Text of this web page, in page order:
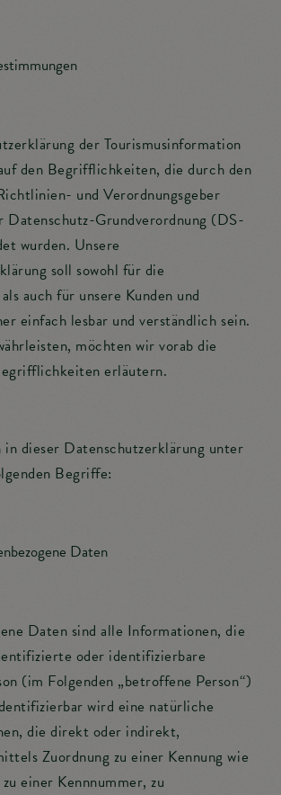
der Tourismusinformation
den Begrifflichkeiten, die durch den
und Verordnungsgeber
Datenschutz-Grundverordnung (DS-
wurden. Unsere
soll sowohl für die
auch für unsere Kunden und
einfach lesbar und verständlich sein.
möchten wir vorab die
erläutern.
in dieser Datenschutzerklärung unter
Begriffe:
Daten
Daten sind alle Informationen, die
oder identifizierbare
(im Folgenden „betroffene Person“)
wird eine natürliche
die direkt oder indirekt,
Zuordnung zu einer Kennung wie
einer Kennnummer, zu